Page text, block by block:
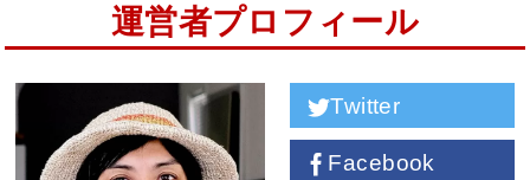
運営者プロフィール
Twitter
Facebook